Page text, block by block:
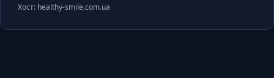
Хост: healthy-smile.com.ua